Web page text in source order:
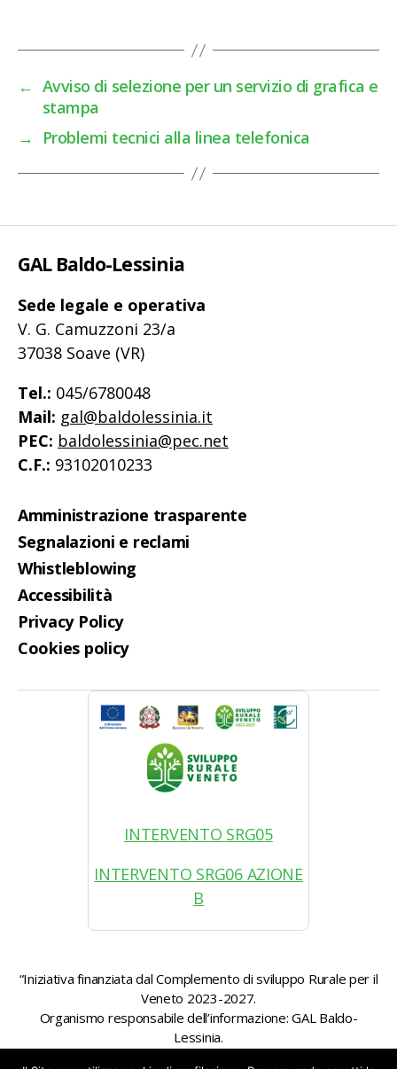
← Avviso di selezione per un servizio di grafica e
stampa
→
Problemi tecnici alla linea telefonica
GAL Baldo-Lessinia
Sede legale e operativa
V. G. Camuzzoni 23/a
37038 Soave (VR)
Tel.: 045/6780048
Mail: gal@baldolessinia.it
PEC: baldolessinia@pec.net
C.F.: 93102010233
Amministrazione trasparente
Segnalazioni e reclami
Whistleblowing
Accessibilità
Privacy Policy
Cookies policy
INTERVENTO SRG05
INTERVENTO SRG06 AZIONE
B
“Iniziativa finanziata dal Complemento di sviluppo Rurale per il
Veneto 2023-2027.
Organismo responsabile dell’informazione: GAL Baldo-
Lessinia.